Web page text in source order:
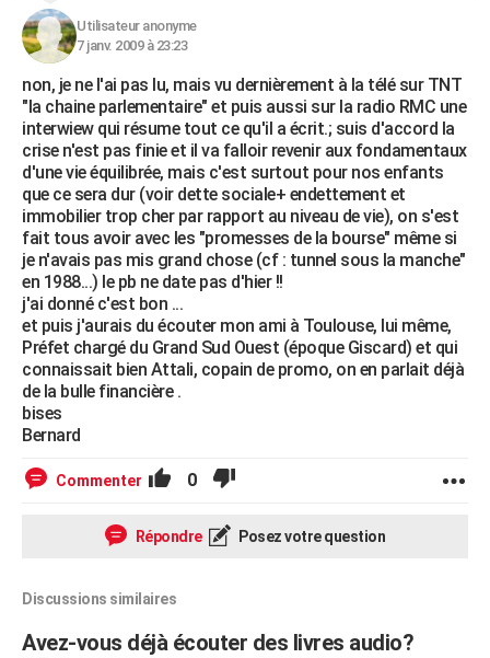
Utilisateur anonyme
7 janv. 2009 à 23:23
non, je ne l'ai pas lu, mais vu dernièrement à la télé sur TNT
"la chaine parlementaire" et puis aussi sur la radio RMC une
interwiew qui résume tout ce qu'il a écrit.; suis d'accord la
crise n'est pas finie et il va falloir revenir aux fondamentaux
d'une vie équilibrée, mais c'est surtout pour nos enfants
que ce sera dur (voir dette sociale+ endettement et
immobilier trop cher par rapport au niveau de vie), on s'est
fait tous avoir avec les "promesses de la bourse" même si
je n'avais pas mis grand chose (cf : tunnel sous la manche"
en 1988...) le pb ne date pas d'hier !!
j'ai donné c'est bon ...
et puis j'aurais du écouter mon ami à Toulouse, lui même,
Préfet chargé du Grand Sud Ouest (époque Giscard) et qui
connaissait bien Attali, copain de promo, on en parlait déjà
de la bulle financière .
bises
Bernard
Commenter 0
Répondre Posez votre question
Discussions similaires
Avez-vous déjà écouter des livres audio?